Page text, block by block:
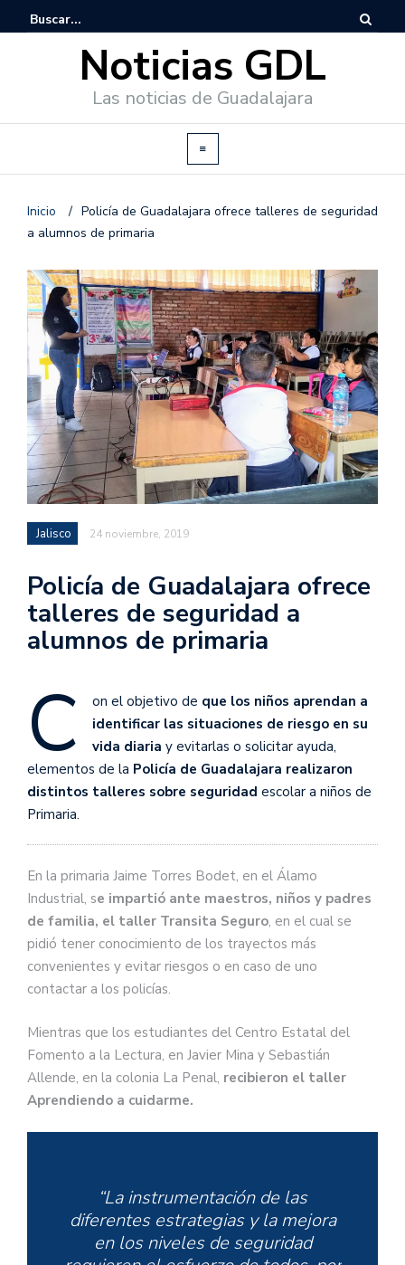
Noticias GDL
Las noticias de Guadalajara
Inicio / Policía de Guadalajara ofrece talleres de seguridad
a alumnos de primaria
Jalisco 24 noviembre, 2019
Policía de Guadalajara ofrece
talleres de seguridad a
alumnos de primaria
C on el objetivo de que los niños aprendan a
identificar las situaciones de riesgo en su
vida diaria y evitarlas o solicitar ayuda,
elementos de la Policía de Guadalajara realizaron
distintos talleres sobre seguridad escolar a niños de
Primaria.
En la primaria Jaime Torres Bodet, en el Álamo
Industrial, se impartió ante maestros, niños y padres
de familia, el taller Transita Seguro, en el cual se
pidió tener conocimiento de los trayectos más
convenientes y evitar riesgos o en caso de uno
contactar a los policías.
Mientras que los estudiantes del Centro Estatal del
Fomento a la Lectura, en Javier Mina y Sebastián
Allende, en la colonia La Penal, recibieron el taller
Aprendiendo a cuidarme.
“La instrumentación de las
diferentes estrategias y la mejora
en los niveles de seguridad